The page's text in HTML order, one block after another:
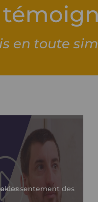
en toute
le consentement des cookies